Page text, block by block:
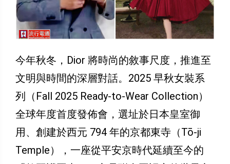
今年秋冬，Dior 將時尚的敘事尺度，推進至
文明與時間的深層對話。2025 早秋女裝系
列（Fall 2025 Ready-to-Wear Collection）
全球年度首度發佈會，選址於日本皇室御
用、創建於西元 794 年的京都東寺（Tō-ji
Temple），一座從平安京時代延續至今的